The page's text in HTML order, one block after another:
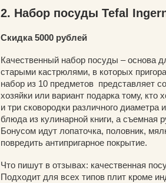
2. Набор посуды Tefal
Скидка 5000 рублей
Качественный набор посуды – основа
старыми кастрюлями, в которых
набор из 10 предметов представляет
хозяйки или вариант подарка тому,
и три сковородки различного диаметра
блюда из кулинарной книги, а съемная
Бонусом идут лопаточка, половник,
повредить антипригарное покрытие.
Что пишут в отзывах: качественная
Подходит для всех типов плит кроме